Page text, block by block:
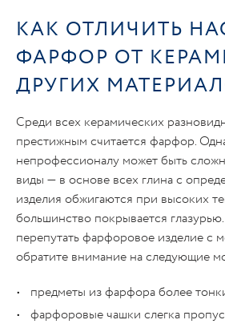
КАК ОТЛИЧИТЬ
ФАРФОР ОТ
ДРУГИХ
Среди всех керамических
престижным считается фарфор.
непрофессионалу может быть
виды — в основе всех глина с
изделия обжигаются при высоких
большинство покрывается
перепутать фарфоровое изделие с
обратите внимание на следующие
предметы из фарфора более
фарфоровые чашки слегка